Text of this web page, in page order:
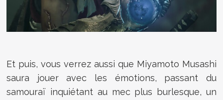
Et puis, vous verrez aussi que Miyamoto Musashi
saura jouer avec les émotions, passant du
samouraï inquiétant au mec plus burlesque, un